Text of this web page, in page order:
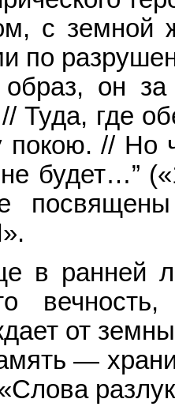
с земной
по
образ, он
Туда, где
покою. // Но
будет…”
посвящены
в ранней
от
—